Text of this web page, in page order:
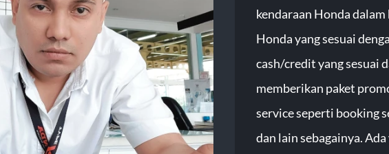
kendaraan Honda
Honda yang sesuai
cash/credit yang sesuai
memberikan paket
service seperti booking
dan lain sebagainya.